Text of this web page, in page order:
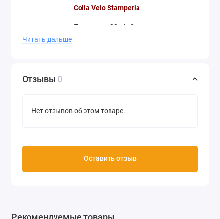
Colla Velo Stamperia
Плотность 20 г/м2
Читать дальше
Отзывы 0
Нет отзывов об этом товаре.
Оставить отзыв
Рекомендуемые товары